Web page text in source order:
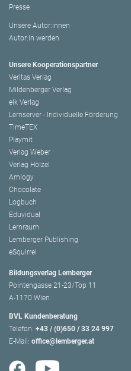
Presse
Unsere Autor:innen
Autor:in werden
Unsere Kooperationspartner
Veritas Verlag
Mildenberger Verlag
elk Verlag
Lernserver - Individuelle Förderung
TimeTEX
Playmit
Verlag Weber
Verlag Hölzel
Amlogy
Chocolate
Logbuch
Eduvidual
Lernraum
Lemberger Publishing
eSquirrel
Bildungsverlag Lemberger
Pointengasse 21-23/Top 11
A-1170 Wien
BVL Kundenberatung
Telefon: +43 / (0)650 / 33 24 997
E-Mail: office@lemberger.at